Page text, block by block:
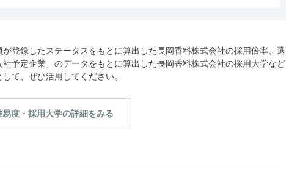
登録したステータスをもとに算出した長岡香料株式会社の採用倍率、選
予定企業」のデータをもとに算出した長岡香料株式会社の採用大学など
て、ぜひ活用してください。
易度・採用大学の詳細をみる